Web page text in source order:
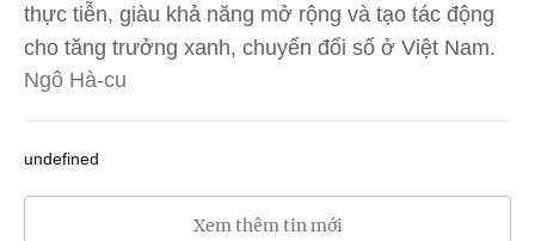
thực tiễn, giàu khả năng mở rộng và tạo tác động
cho tăng trưởng xanh, chuyển đổi số ở Việt Nam.
Ngô Hà-cu
undefined
Xem thêm tin mới